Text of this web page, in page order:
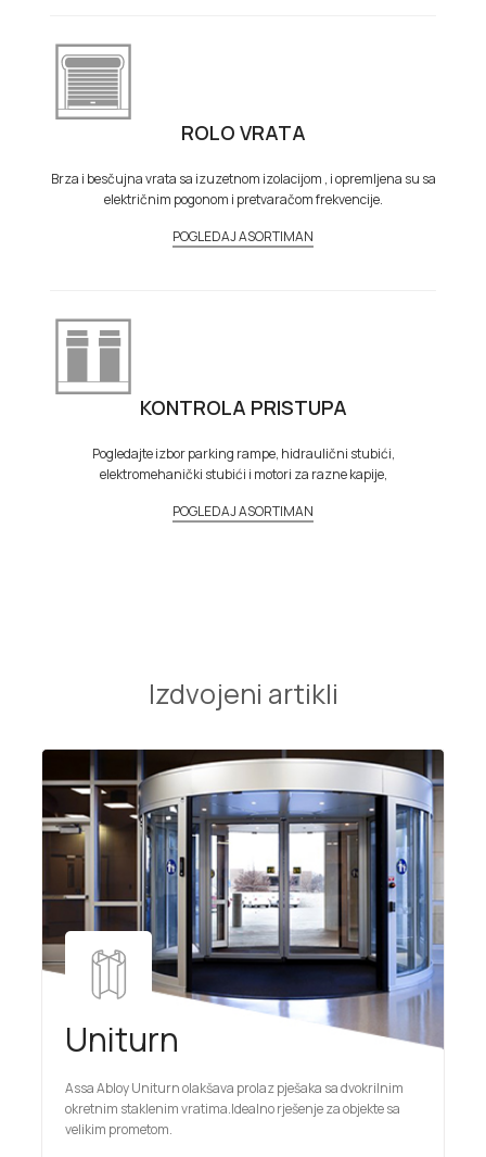
ROLO VRATA
Brza i besčujna vrata sa izuzetnom izolacijom , i opremljena su sa
električnim pogonom i pretvaračom frekvencije.
POGLEDAJ ASORTIMAN
KONTROLA PRISTUPA
Pogledajte izbor parking rampe, hidraulični stubići,
elektromehanički stubići i motori za razne kapije,
POGLEDAJ ASORTIMAN
Izdvojeni artikli
Uniturn
Assa Abloy Uniturn olakšava prolaz pješaka sa dvokrilnim
okretnim staklenim vratima.Idealno rješenje za objekte sa
velikim prometom.